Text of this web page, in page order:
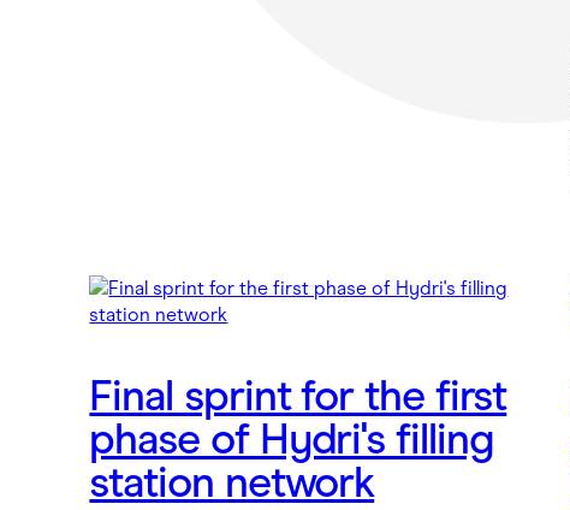
Final sprint for the first
phase of Hydri's filling
station network